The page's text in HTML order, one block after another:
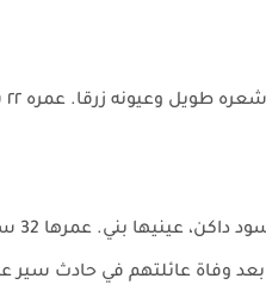
بعد وفاة عائلتهم في حادث سير